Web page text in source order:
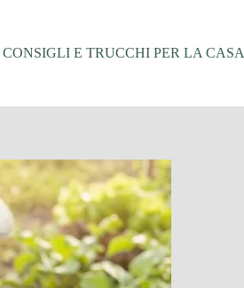
CONSIGLI E TRUCCHI PER LA CASA